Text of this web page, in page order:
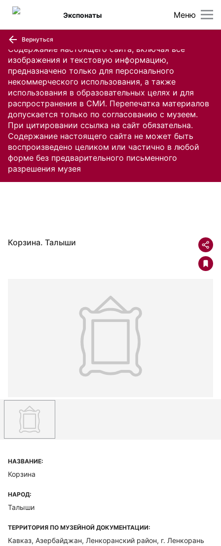
Содержание настоящего сайта, включая все
изображения и текстовую информацию,
предназначено только для персонального
некоммерческого использования, а также
использования в образовательных целях и для
распространения в СМИ. Перепечатка материалов
допускается только по согласованию с музеем.
При цитировании ссылка на сайт обязательна.
Содержание настоящего сайта не может быть
воспроизведено целиком или частично в любой
форме без предварительного письменного
разрешения музея
Меню
Экспонаты
Вернуться
Корзина. Талыши
НАЗВАНИЕ:
Корзина
НАРОД:
Талыши
ТЕРРИТОРИЯ ПО МУЗЕЙНОЙ ДОКУМЕНТАЦИИ:
Кавказ, Азербайджан, Ленкоранский район, г. Ленкорань